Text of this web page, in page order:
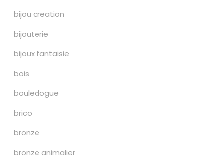
bijou creation
bijouterie
bijoux fantaisie
bois
bouledogue
brico
bronze
bronze animalier